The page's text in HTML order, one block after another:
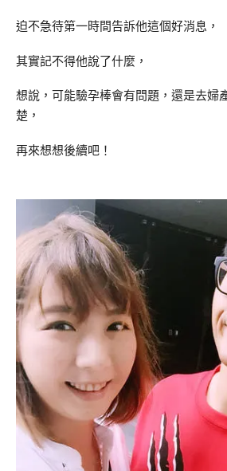
迫不急待第一時間告訴他這個好消息，
其實記不得他說了什麼，
想說，可能驗孕棒會有問題，還是去婦
楚，
再來想想後續吧！